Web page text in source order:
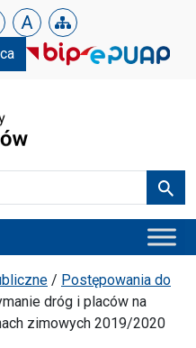
A
/ Postępowania do
dróg i placów na
zimowych 2019/2020